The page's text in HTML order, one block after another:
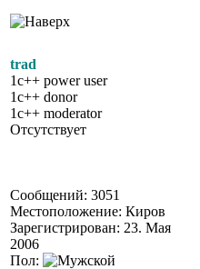
trad
1c++ power user
1c++ donor
1c++ moderator
Отсутствует
Сообщений: 3051
Местоположение: Киров
Зарегистрирован: 23. Мая
2006
Пол: